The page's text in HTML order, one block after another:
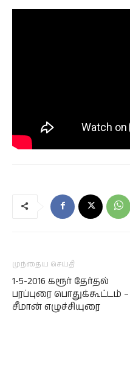
முந்தைய செய்தி
1-5-2016 கரூர் தேர்தல்
பரப்புரை பொதுக்கூட்டம் –
சீமான் எழுச்சியுரை